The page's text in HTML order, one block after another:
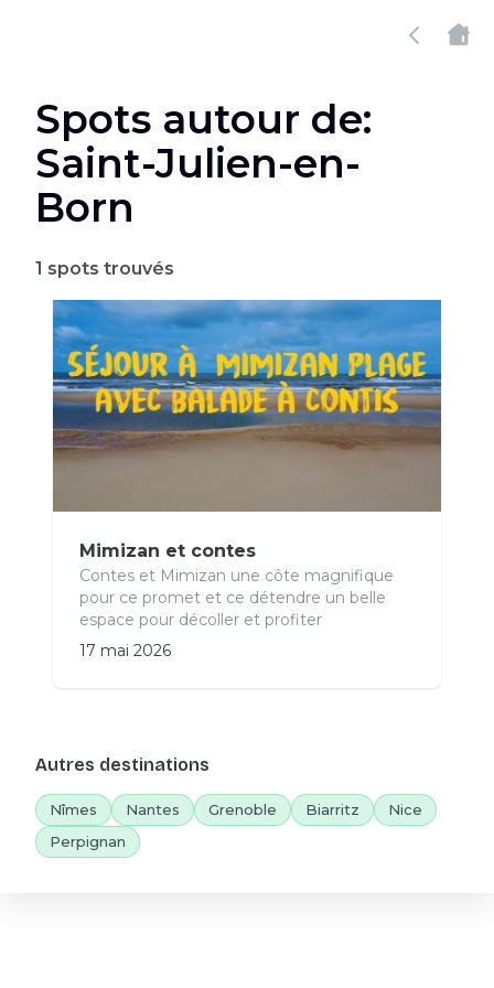
Spots autour de:
Saint-Julien-en-
Born
1 spots trouvés
Mimizan et contes
Contes et Mimizan une côte magnifique
pour ce promet et ce détendre un belle
espace pour décoller et profiter
17 mai 2026
Autres destinations
Nîmes Nantes Grenoble Biarritz
Nice
Perpignan